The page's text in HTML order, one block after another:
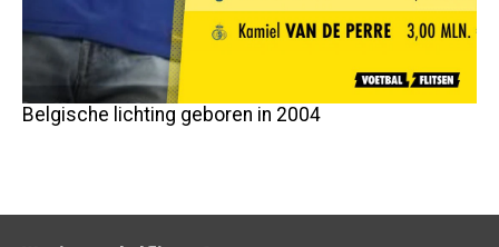
Belgische lichting geboren in 2004